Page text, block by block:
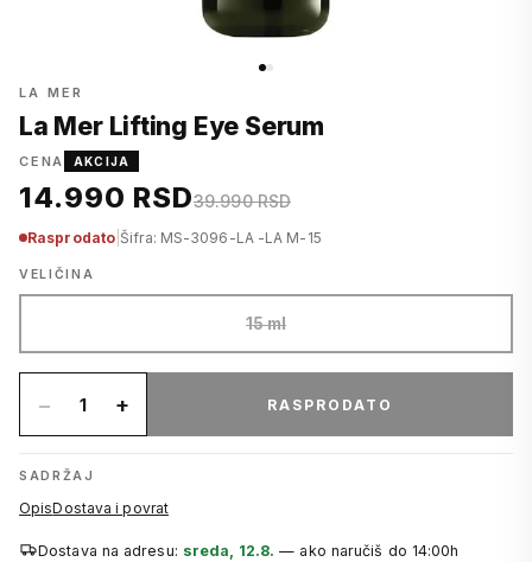
LA MER
La Mer Lifting Eye Serum
CENA AKCIJA
14.990 RSD39.990 RSD
Rasprodato Šifra: MS-3096-LA -LA M-15
VELIČINA
15 ml
− 1 + RASPRODATO
SADRŽAJ
OpisDostava i povrat
Dostava na adresu: sreda, 12.8. — ako naručiš do 14:00h